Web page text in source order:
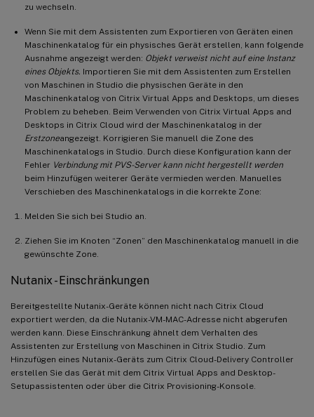
zu wechseln.
Wenn Sie mit dem Assistenten zum Exportieren von Geräten einen
Maschinenkatalog für ein physisches Gerät erstellen, kann folgende
Ausnahme angezeigt werden: Objekt verweist nicht auf eine Instanz
eines Objekts. Importieren Sie mit dem Assistenten zum Erstellen
von Maschinen in Studio die physischen Geräte in den
Maschinenkatalog von Citrix Virtual Apps and Desktops, um dieses
Problem zu beheben. Beim Verwenden von Citrix Virtual Apps and
Desktops in Citrix Cloud wird der Maschinenkatalog in der
Erstzoneangezeigt. Korrigieren Sie manuell die Zone des
Maschinenkatalogs in Studio. Durch diese Konfiguration kann der
Fehler Verbindung mit PVS-Server kann nicht hergestellt werden
beim Hinzufügen weiterer Geräte vermieden werden. Manuelles
Verschieben des Maschinenkatalogs in die korrekte Zone:
Melden Sie sich bei Studio an.
Ziehen Sie im Knoten “Zonen” den Maschinenkatalog manuell in die
gewünschte Zone.
Nutanix - Einschränkungen
Bereitgestellte Nutanix-Geräte können nicht nach Citrix Cloud
exportiert werden, da die Nutanix-VM-MAC-Adresse nicht abgerufen
werden kann. Diese Einschränkung ähnelt dem Verhalten des
Assistenten zur Erstellung von Maschinen in Citrix Studio. Zum
Hinzufügen eines Nutanix-Geräts zum Citrix Cloud-Delivery Controller
erstellen Sie das Gerät mit dem Citrix Virtual Apps and Desktop-
Setupassistenten oder über die Citrix Provisioning-Konsole.